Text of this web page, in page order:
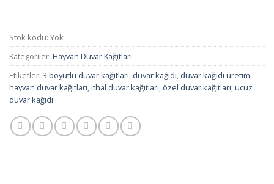
Stok kodu: Yok
Kategoriler: Hayvan Duvar Kağıtları
Etiketler: 3 boyutlu duvar kağıtları duvar kağıdı duvar kağıdı üretim
hayvan duvar kağıtları ithal duvar kağıtları özel duvar kağıtları ucuz
duvar kağıdı